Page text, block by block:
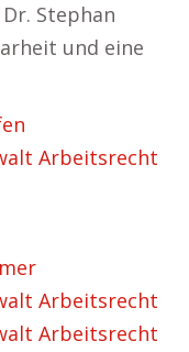
Stephan
und eine
Arbeitsrecht
Arbeitsrecht
Arbeitsrecht